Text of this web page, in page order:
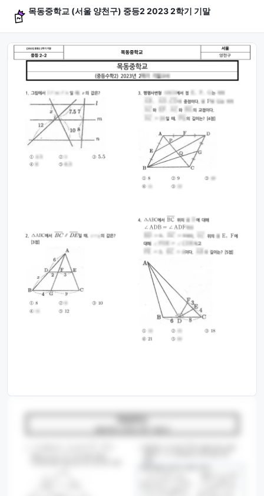
목동중학교 (서울 양천구) 중등2 2023 2학기 기말
문제 미리보기 (4문항)